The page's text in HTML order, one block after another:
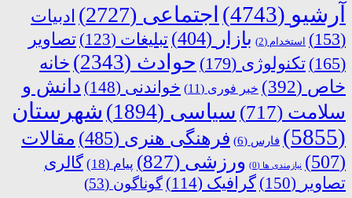
آرشیو (4743) اجتماعی (2727)
ادبیات
(153)
استخدام (2) بازار (404) تبلیغات (123)
تصاویر
(165)
تکنولوژی (179) حوادث (2343)
خانه
خاص (392) خبر فوری (11) خواندنی (148)
دانش و
سلامت (717) سیاسی (1894)
شهرستان
(5855)
فارس (6) فرهنگی هنری (485)
مقالات
(507)
نیازمندی ها (0) ورزشی (827) پیام (18)
گالری
تصاویر (150) گرافیک (114) گوناگون (53)